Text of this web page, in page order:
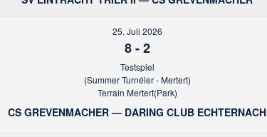
25. Juli 2026
8-2
Testspiel
(Summer Turnéier - Mertert)
Terrain Mertert(Park)
CS GREVENMACHER — DARING CLUB ECHTERNACH